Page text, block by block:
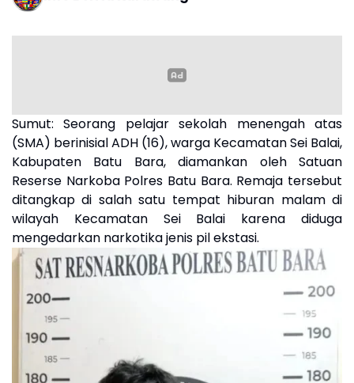
Sumut:Seorang pelajar sekolah menengah atas
(SMA) berinisial ADH (16), warga Kecamatan Sei Balai,
Kabupaten Batu Bara, diamankan oleh Satuan
Reserse Narkoba Polres Batu Bara. Remaja tersebut
ditangkap di salah satu tempat hiburan malam di
wilayah Kecamatan Sei Balai karena diduga
mengedarkan narkotika jenis pil ekstasi.